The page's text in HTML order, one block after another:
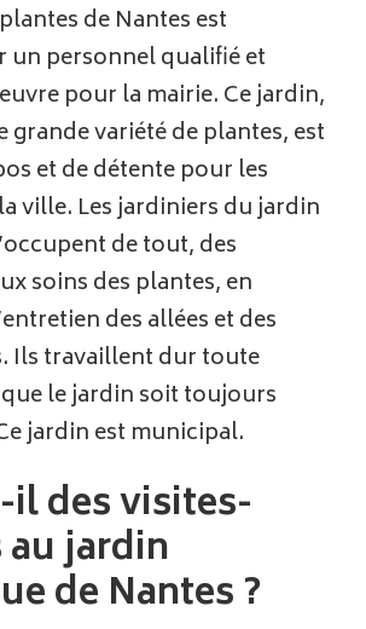
de Nantes est
un personnel qualifié et
pour la mairie. Ce jardin,
grande variété de plantes, est
et de détente pour les
ville. Les jardiniers du jardin
de tout, des
soins des plantes, en
des allées et des
Ils travaillent dur toute
le jardin soit toujours
jardin est municipal.
des visites-
jardin
de Nantes ?